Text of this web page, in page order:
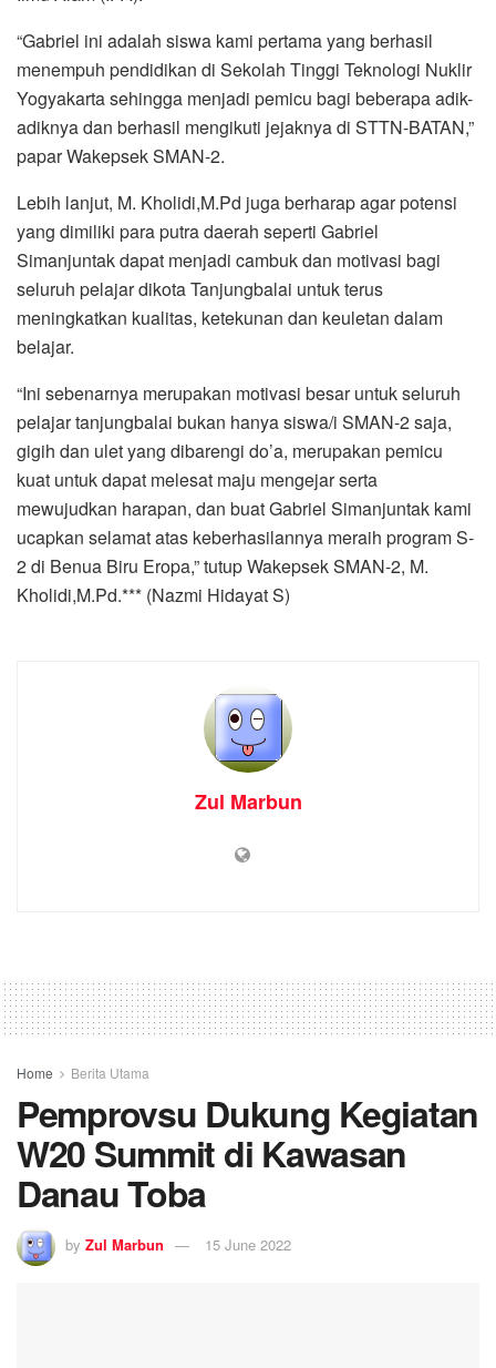
“Gabriel ini adalah siswa kami pertama yang berhasil
menempuh pendidikan di Sekolah Tinggi Teknologi Nuklir
Yogyakarta sehingga menjadi pemicu bagi beberapa adik-
adiknya dan berhasil mengikuti jejaknya di STTN-BATAN,”
papar Wakepsek SMAN-2.
Lebih lanjut, M. Kholidi,M.Pd juga berharap agar potensi
yang dimiliki para putra daerah seperti Gabriel
Simanjuntak dapat menjadi cambuk dan motivasi bagi
seluruh pelajar dikota Tanjungbalai untuk terus
meningkatkan kualitas, ketekunan dan keuletan dalam
belajar.
“Ini sebenarnya merupakan motivasi besar untuk seluruh
pelajar tanjungbalai bukan hanya siswa/i SMAN-2 saja,
gigih dan ulet yang dibarengi do’a, merupakan pemicu
kuat untuk dapat melesat maju mengejar serta
mewujudkan harapan, dan buat Gabriel Simanjuntak kami
ucapkan selamat atas keberhasilannya meraih program S-
2 di Benua Biru Eropa,” tutup Wakepsek SMAN-2, M.
Kholidi,M.Pd.*** (Nazmi Hidayat S)
Zul Marbun
Home Berita Utama
Pemprovsu Dukung Kegiatan
W20 Summit di Kawasan
Danau Toba
by Zul Marbun 15 June 2022